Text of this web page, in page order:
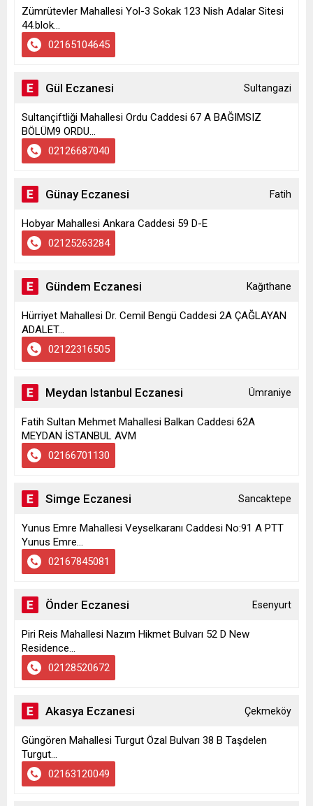
Zümrütevler Mahallesi Yol-3 Sokak 123 Nish Adalar Sitesi
44.blok...
02165104645
Gül Eczanesi Sultangazi
Sultançiftliği Mahallesi Ordu Caddesi 67 A BAĞIMSIZ
BÖLÜM9 ORDU...
02126687040
Günay Eczanesi Fatih
Hobyar Mahallesi Ankara Caddesi 59 D-E
02125263284
Gündem Eczanesi Kağıthane
Hürriyet Mahallesi Dr. Cemil Bengü Caddesi 2A ÇAĞLAYAN
ADALET...
02122316505
Meydan Istanbul Eczanesi Ümraniye
Fatih Sultan Mehmet Mahallesi Balkan Caddesi 62A
MEYDAN İSTANBUL AVM
02166701130
Simge Eczanesi Sancaktepe
Yunus Emre Mahallesi Veyselkaranı Caddesi No:91 A PTT
Yunus Emre...
02167845081
Önder Eczanesi Esenyurt
Piri Reis Mahallesi Nazım Hikmet Bulvarı 52 D New
Residence...
02128520672
Akasya Eczanesi Çekmeköy
Güngören Mahallesi Turgut Özal Bulvarı 38 B Taşdelen
Turgut...
02163120049